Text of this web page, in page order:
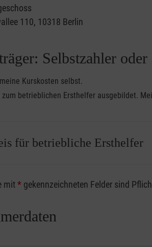
110, 10318 Berlin
Selbstzahler
Kurskosten selbst.
zum betrieblichen Ersthelfer ausgebildet.
für betriebliche Ersthelfer
ein Kostenübernahmeverfahren Ihrer
müssen. Andernfalls erfolgt eine
mit* gekennzeichneten Felder sind